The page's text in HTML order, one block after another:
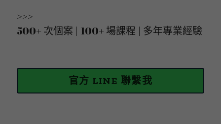
>>>
500+ 次個案 | 100+ 場課程 | 多年專業經驗
官方 LINE 聯繫我